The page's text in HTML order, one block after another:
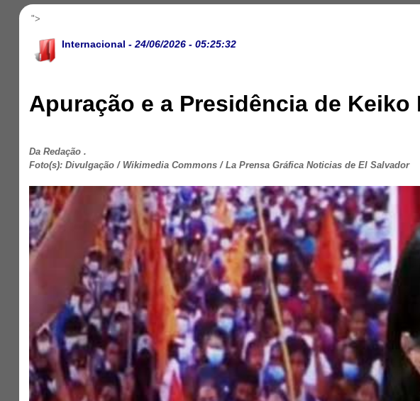
">
Internacional - 24/06/2026 - 05:25:32
Apuração e a Presidência de
Da Redação .
Foto(s): Divulgação / Wikimedia Commons / La Prensa Gráfica Noticias de El Salvador